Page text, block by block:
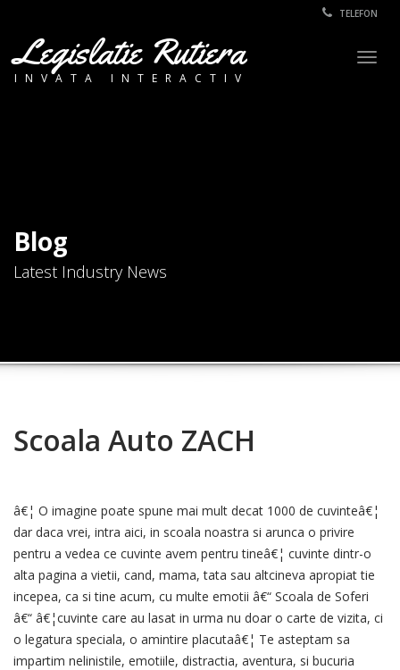
TELEFON
Legislatie Rutiera
INVATA INTERACTIV
Blog
Latest Industry News
Scoala Auto ZACH
â€¦ O imagine poate spune mai mult decat 1000 de cuvinteâ€¦
dar daca vrei, intra aici, in scoala noastra si arunca o privire
pentru a vedea ce cuvinte avem pentru tineâ€¦ cuvinte dintr-o
alta pagina a vietii, cand, mama, tata sau altcineva apropiat tie
incepea, ca si tine acum, cu multe emotii â€“ Scoala de Soferi
â€“ â€¦cuvinte care au lasat in urma nu doar o carte de vizita, ci
o legatura speciala, o amintire placutaâ€¦ Te asteptam sa
impartim nelinistile, emotiile, distractia, aventura, si bucuria